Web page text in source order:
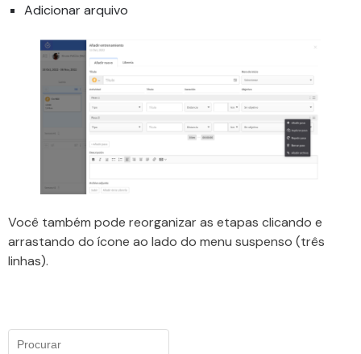
Adicionar arquivo
Você também pode reorganizar as etapas clicando e
arrastando do ícone ao lado do menu suspenso (três
linhas).